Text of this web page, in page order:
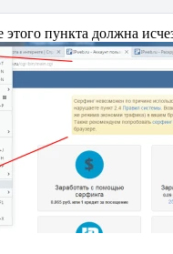
этого пункта должна